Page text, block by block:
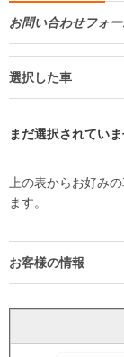
お問い合わせフォー
選択した車
まだ選択されてい
上の表からお好み
ます。
お客様の情報